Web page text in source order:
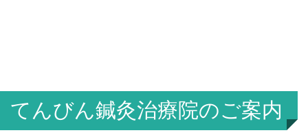
てんびん鍼灸治療院のご案内